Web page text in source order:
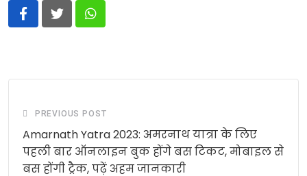
Whatsapp
PREVIOUS POST
Amarnath Yatra 2023: अमरनाथ यात्रा के लिए
पहली बार ऑनलाइन बुक होंगे बस टिकट, मोबाइल से
बस होंगी ट्रैक, पढ़ें अहम जानकारी